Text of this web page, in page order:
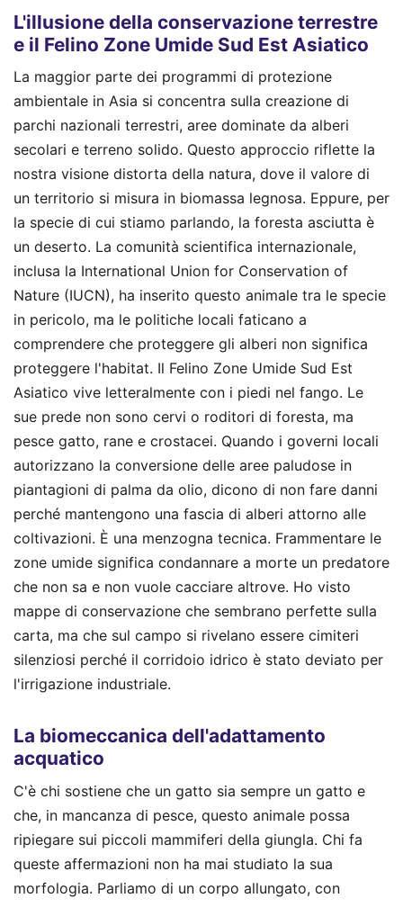
L'illusione della conservazione terrestre
e il Felino Zone Umide Sud Est Asiatico
La maggior parte dei programmi di protezione
ambientale in Asia si concentra sulla creazione di
parchi nazionali terrestri, aree dominate da alberi
secolari e terreno solido. Questo approccio riflette la
nostra visione distorta della natura, dove il valore di
un territorio si misura in biomassa legnosa. Eppure, per
la specie di cui stiamo parlando, la foresta asciutta è
un deserto. La comunità scientifica internazionale,
inclusa la International Union for Conservation of
Nature (IUCN), ha inserito questo animale tra le specie
in pericolo, ma le politiche locali faticano a
comprendere che proteggere gli alberi non significa
proteggere l'habitat. Il Felino Zone Umide Sud Est
Asiatico vive letteralmente con i piedi nel fango. Le
sue prede non sono cervi o roditori di foresta, ma
pesce gatto, rane e crostacei. Quando i governi locali
autorizzano la conversione delle aree paludose in
piantagioni di palma da olio, dicono di non fare danni
perché mantengono una fascia di alberi attorno alle
coltivazioni. È una menzogna tecnica. Frammentare le
zone umide significa condannare a morte un predatore
che non sa e non vuole cacciare altrove. Ho visto
mappe di conservazione che sembrano perfette sulla
carta, ma che sul campo si rivelano essere cimiteri
silenziosi perché il corridoio idrico è stato deviato per
l'irrigazione industriale.
La biomeccanica dell'adattamento
acquatico
C'è chi sostiene che un gatto sia sempre un gatto e
che, in mancanza di pesce, questo animale possa
ripiegare sui piccoli mammiferi della giungla. Chi fa
queste affermazioni non ha mai studiato la sua
morfologia. Parliamo di un corpo allungato, con